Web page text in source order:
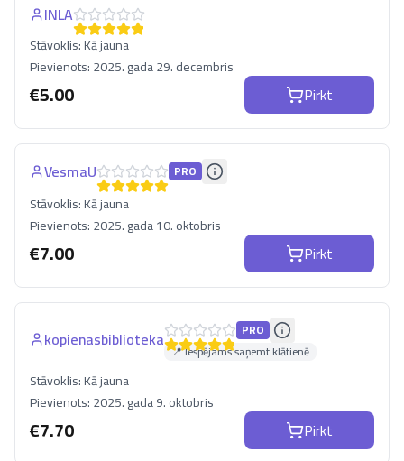
INLA
Stāvoklis:Kā jauna
Pievienots:2025. gada 29. decembris
€5.00 Pirkt
VesmaU PRO
Stāvoklis:Kā jauna
Pievienots:2025. gada 10. oktobris
€7.00 Pirkt
kopienasbiblioteka
PRO
📍 Iespējams saņemt klātienē
Stāvoklis:Kā jauna
Pievienots:2025. gada 9. oktobris
€7.70 Pirkt